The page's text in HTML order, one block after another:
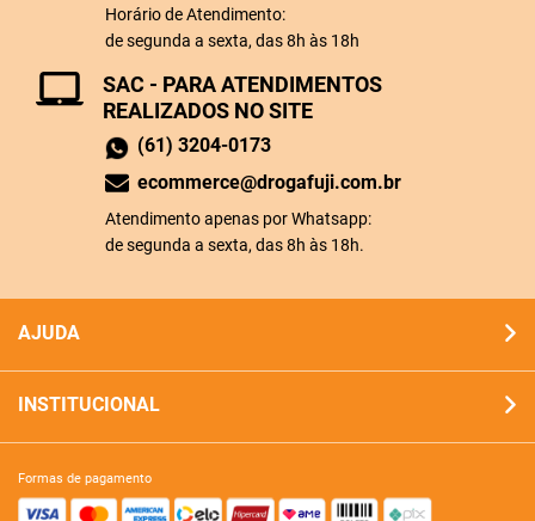
SAC - PARA ATENDIMENTOS
REALIZADOS NO SITE
(61) 3204-0173
ecommerce@drogafuji.com.br
Atendimento apenas por Whatsapp:
de segunda a sexta, das 8h às 18h.
Horário de Atendimento:
de segunda a sexta, das 8h às 18h
AJUDA
INSTITUCIONAL
formas de pagamento